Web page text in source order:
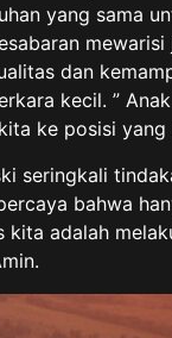
yang sama
dan
kecil. ”
ke posisi
seringkali
bahwa
adalah